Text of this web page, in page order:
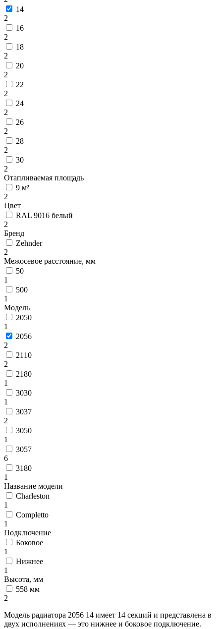
14
2
16
2
18
2
20
2
22
2
24
2
26
2
28
2
30
2
Отапливаемая площадь
9 м²
2
Цвет
RAL 9016 белый
2
Бренд
Zehnder
2
Межосевое расстояние, мм
50
1
500
1
Модель
2050
1
2056
2
2110
2
2180
1
3030
1
3037
2
3050
1
3057
6
3180
1
Название модели
Charleston
1
Completto
1
Подключение
Боковое
1
Нижнее
1
Высота, мм
558 мм
2
Модель радиатора 2056 14 имеет 14 секций и представлена в
двух исполнениях — это нижнее и боковое подключение.